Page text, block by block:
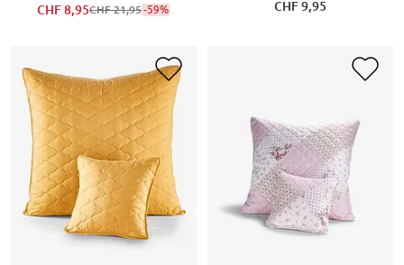
CHF 8,95CHF 21,95-59%
CHF 9,95